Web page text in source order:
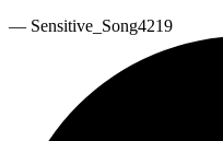
— Sensitive_Song4219